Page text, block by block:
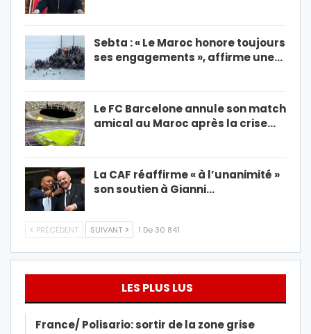
Sebta : « Le Maroc honore toujours
ses engagements », affirme une…
Le FC Barcelone annule son match
amical au Maroc après la crise…
La CAF réaffirme « à l’unanimité »
son soutien à Gianni…
PRÉCÉDENT SUIVANT 1 De 30 841
LES PLUS LUS
France/ Polisario: sortir de la zone grise